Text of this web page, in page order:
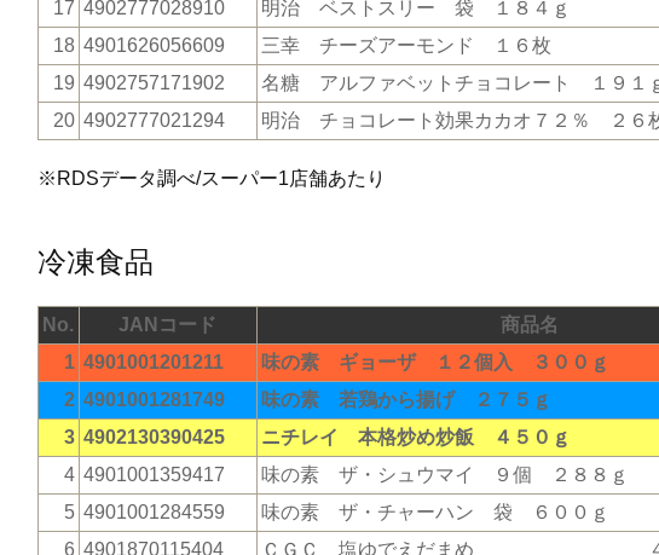
17 4902777028910 明治 ベストスリー 袋 １８４ｇ
18 4901626056609 三幸 チーズアーモンド １６枚
19 4902757171902 名糖 アルファベットチョコレート １９１
20 4902777021294 明治 チョコレート効果カカオ７２％ ２６
※RDSデータ調べ/スーパー1店舗あたり
冷凍食品
No. JANコード 商品名
1 4901001201211 味の素 ギョーザ １２個入 ３００ｇ
2 4901001281749 味の素 若鶏から揚げ ２７５ｇ
3 4902130390425 ニチレイ 本格炒め炒飯 ４５０ｇ
4 4901001359417 味の素 ザ・シュウマイ ９個 ２８８ｇ
5 4901001284559 味の素 ザ・チャーハン 袋 ６００ｇ
6 4901870115404 ＣＧＣ 塩ゆでえだまめ ４